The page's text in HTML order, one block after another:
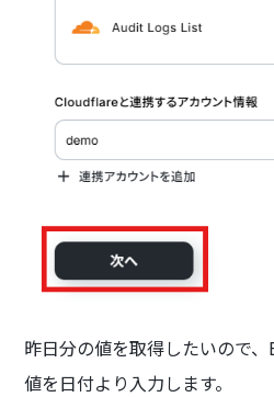
昨日分の値を取得したいので
値を日付より入力します。